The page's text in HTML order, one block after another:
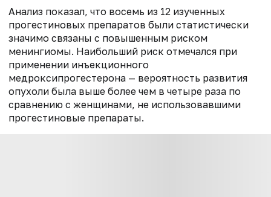
Анализ показал, что восемь из 12 изученных
прогестиновых препаратов были статистически
значимо связаны с повышенным риском
менингиомы. Наибольший риск отмечался при
применении инъекционного
медроксипрогестерона — вероятность развития
опухоли была выше более чем в четыре раза по
сравнению с женщинами, не использовавшими
прогестиновые препараты.